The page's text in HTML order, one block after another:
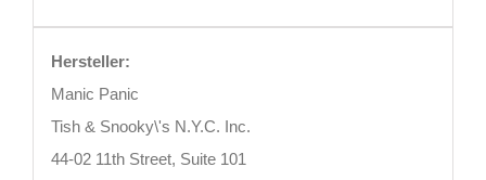
Hersteller:
Manic Panic
Tish & Snooky\'s N.Y.C. Inc.
44-02 11th Street, Suite 101